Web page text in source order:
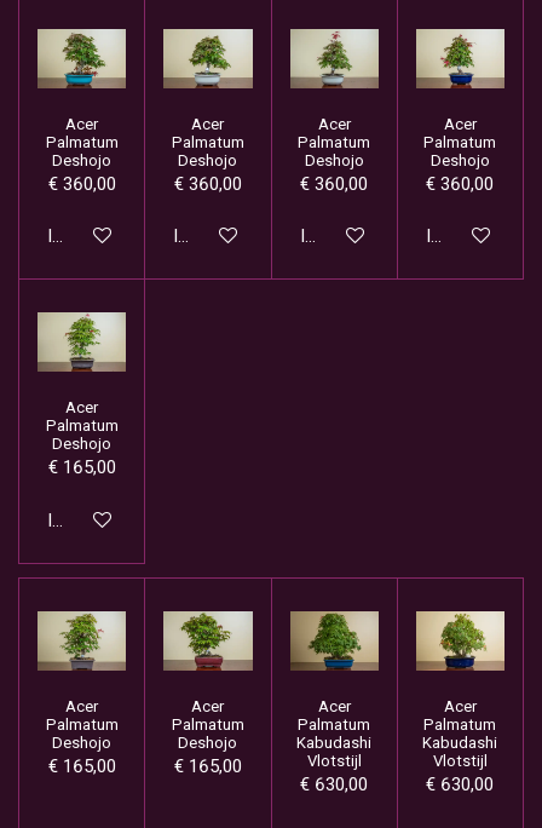
Acer
Palmatum
Deshojo
€ 360,00
In winkelwagen
Acer
Palmatum
Deshojo
€ 360,00
In winkelwagen
Acer
Palmatum
Deshojo
€ 360,00
In winkelwagen
Acer
Palmatum
Deshojo
€ 360,00
In
Acer
Palmatum
Deshojo
€ 165,00
In winkelwagen
Acer
Palmatum
Deshojo
€ 165,00
Acer
Palmatum
Deshojo
€ 165,00
Acer
Palmatum
Kabudashi
Vlotstijl
€ 630,00
Acer
Palmatum
Kabudashi
Vlotstijl
€ 630,00